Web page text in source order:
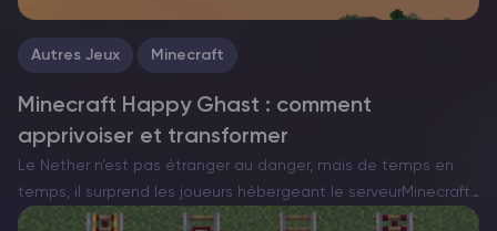
Autres Jeux Minecraft
Minecraft Happy Ghast : comment
apprivoiser et transformer
Le Nether n’est pas étranger au danger, mais de temps en
temps, il surprend les joueurs hébergeant le serveurMinecraft
avec quelque chose d’inhabituellement réconfortant. Entrez